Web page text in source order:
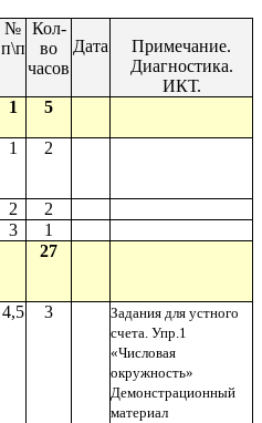
№
п\п
Кол-
во
часов
Дата
Примечание.
Диагностика.
ИКТ.
1 5
1 2
2
2
3
1
27
4,5 3
Задания для устного
счета. Упр.1
«Числовая
окружность»
Демонстрационный
материал